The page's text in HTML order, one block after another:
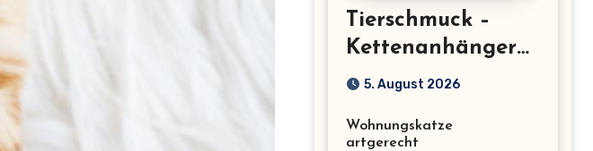
Tierschmuck –
Kettenanhänger
mit Katzenmotiv
Katzenliebhaber
5. August 2026
Wohnungskatze
artgerecht